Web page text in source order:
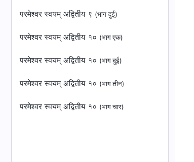
परमेश्‍वर स्वयम् अद्वितीय ९ (भाग दुई)
परमेश्‍वर स्वयम् अद्वितीय १० (भाग एक)
परमेश्‍वर स्वयम् अद्वितीय १० (भाग दुई)
परमेश्‍वर स्वयम् अद्वितीय १० (भाग तीन)
परमेश्‍वर स्वयम् अद्वितीय १० (भाग चार)